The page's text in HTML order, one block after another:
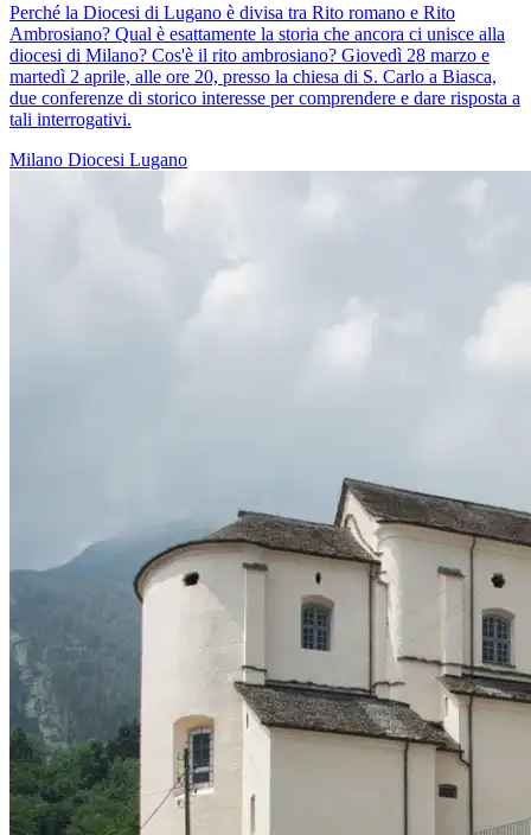
Perché la Diocesi di Lugano è divisa tra Rito romano e Rito
Ambrosiano? Qual è esattamente la storia che ancora ci unisce alla
diocesi di Milano? Cos'è il rito ambrosiano? Giovedì 28 marzo e
martedì 2 aprile, alle ore 20, presso la chiesa di S. Carlo a Biasca,
due conferenze di storico interesse per comprendere e dare risposta a
tali interrogativi.
Milano Diocesi Lugano